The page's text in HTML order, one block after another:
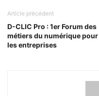
Article précédent
D-CLIC Pro : 1er Forum des
métiers du numérique pour
les entreprises